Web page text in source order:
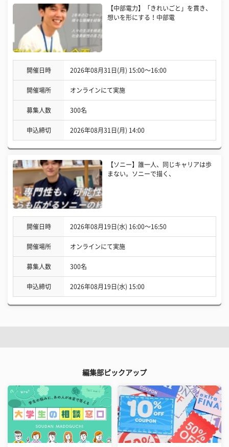
【中部電力】「きれいごと」を貫き、
想いを形にする！中部電
開催日時 2026年08月31日(月) 15:00〜16:00
開催場所 オンラインにて実施
募集人数 300名
申込締切 2026年08月31日(月) 14:00
【ソニー】誰一人、同じキャリアは歩
まない。ソニーで描く、
開催日時 2026年08月19日(水) 16:00〜16:50
開催場所 オンラインにて実施
募集人数 300名
申込締切 2026年08月19日(水) 15:00
編集部ピックアップ